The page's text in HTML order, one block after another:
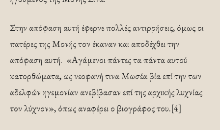
Στην απόφαση αυτή έφερνε πολλές αντιρρήσεις, όμως οι
πατέρες της Μονής τον έκαναν και αποδέχθει την
απόφαση αυτή. «Αγά­μενοι πάντες τα πάντα αυτού
κατορθώματα, ως νεοφανή τινα Μωσέα βία επί την των
αδελφών η­γεμονίαν ανεβίβασαν επί της αρχικής λυχνίας
τον λύχνον», όπως αναφέρει ο βιογράφος του.[4]